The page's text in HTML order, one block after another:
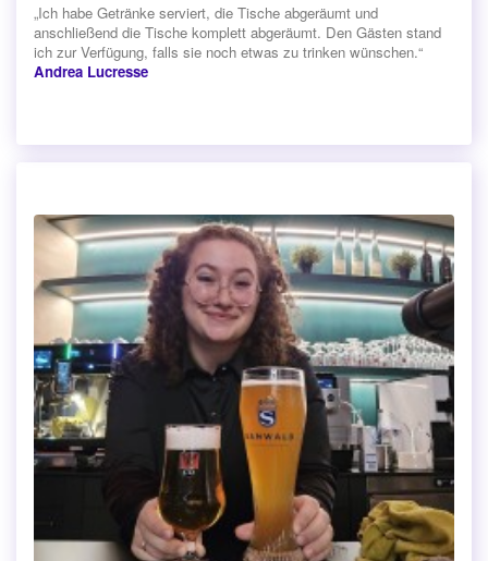
„Ich habe Getränke serviert, die Tische abgeräumt und
anschließend die Tische komplett abgeräumt. Den Gästen stand
ich zur Verfügung, falls sie noch etwas zu trinken wünschen.“
Andrea Lucresse